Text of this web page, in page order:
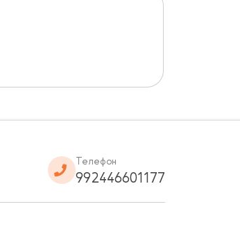
Телефон
992446601177